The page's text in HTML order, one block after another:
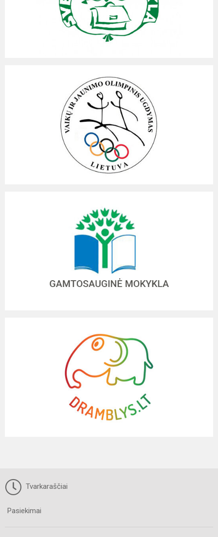
Tvarkaraščiai
Pasiekimai